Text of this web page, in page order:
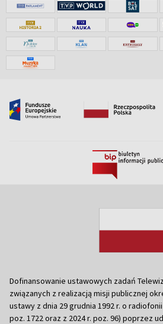
Dofinansowanie ustawowych zadań
związanych z realizacją misji publicznej
ustawy z dnia 29 grudnia 1992 r. o
poz. 1722 oraz z 2024 r. poz. 96) poprzez